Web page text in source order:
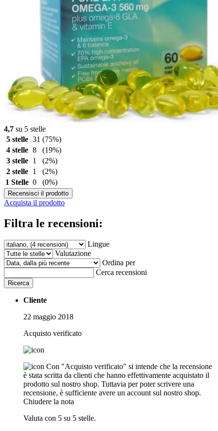
4,7 su 5 stelle
5 stelle 31 (75%)
4 stelle 8
(19%)
3 stelle
1
(2%)
2 stelle
1
(2%)
1 Stelle 0 (0%)
Recensisci il prodotto
Acquista il prodotto
Filtra le recensioni:
Lingue
Valutazione
Ordina per
Cerca recensioni
Ricerca
Cliente
22 maggio 2018
Acquisto verificato
Con "Acquisto verificato" si intende che la recensione
è stata scritta da clienti che hanno effettivamente acquistato il
prodotto sul nostro shop. Tuttavia per poter scrivere una
recensione, è sufficiente avere un account sul nostro shop.
Chiudere la nota
Valuta con 5 su 5 stelle.